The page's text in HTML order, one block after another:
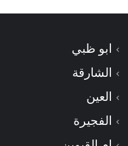
ابو ظبي
الشارقة
العين
الفجيرة